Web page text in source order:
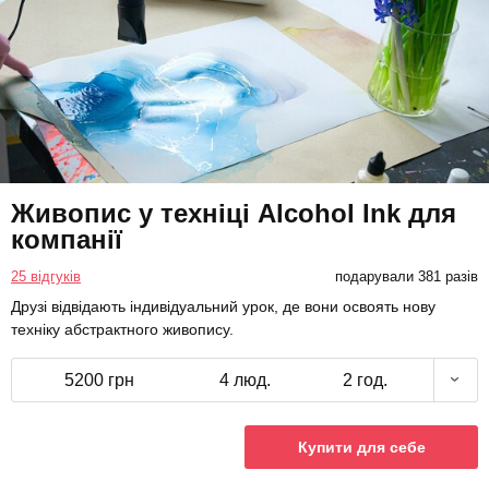
Живопис у техніці Alcohol Ink для
компанії
25 відгуків подарували 381 разів
Друзі відвідають індивідуальний урок, де вони освоять нову
техніку абстрактного живопису.
5200 грн 4 люд. 2 год.
Купити для себе